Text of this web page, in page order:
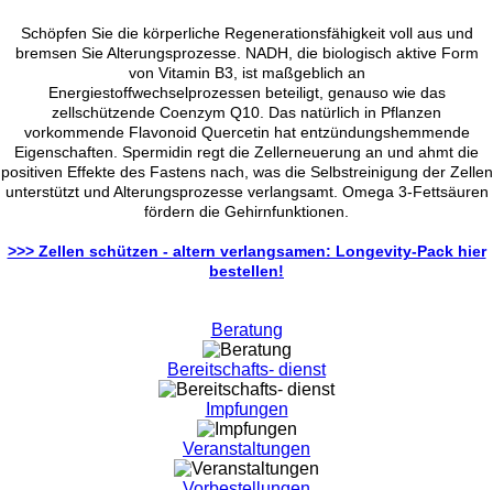
Schöpfen Sie die körperliche Regenerationsfähigkeit voll aus und
bremsen Sie Alterungsprozesse. NADH, die biologisch aktive Form
von Vitamin B3, ist maßgeblich an
Energiestoffwechselprozessen beteiligt, genauso wie das
zellschützende Coenzym Q10. Das natürlich in Pflanzen
vorkommende Flavonoid Quercetin hat entzündungshemmende
Eigenschaften. Spermidin regt die Zellerneuerung an und ahmt die
positiven Effekte des Fastens nach, was die Selbstreinigung der Zellen
unterstützt und Alterungsprozesse verlangsamt. Omega 3-Fettsäuren
fördern die Gehirnfunktionen.
>>> Zellen schützen - altern verlangsamen: Longevity-Pack hier
bestellen!
Beratung
Bereitschafts- dienst
Impfungen
Veranstaltungen